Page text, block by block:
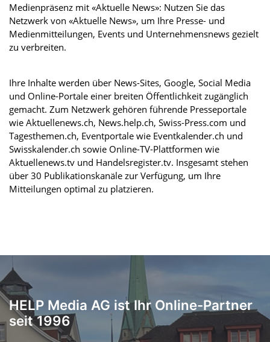
Medienpräsenz mit «Aktuelle News»: Nutzen Sie das
Netzwerk von «Aktuelle News», um Ihre Presse- und
Medienmitteilungen, Events und Unternehmensnews gezielt
zu verbreiten.
Ihre Inhalte werden über News-Sites, Google, Social Media
und Online-Portale einer breiten Öffentlichkeit zugänglich
gemacht. Zum Netzwerk gehören führende Presseportale
wie Aktuellenews.ch, News.help.ch, Swiss-Press.com und
Tagesthemen.ch, Eventportale wie Eventkalender.ch und
Swisskalender.ch sowie Online-TV-Plattformen wie
Aktuellenews.tv und Handelsregister.tv. Insgesamt stehen
über 30 Publikationskanäle zur Verfügung, um Ihre
Mitteilungen optimal zu platzieren.
HELP Media AG ist Ihr Online-Partner
seit 1996